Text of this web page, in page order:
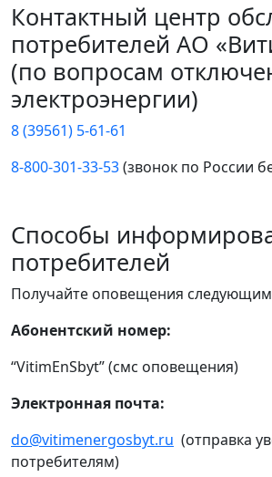
Контактный центр
потребителей АО
(по вопросам
электроэнергии)
8 (39561) 5-61-61
8-800-301-33-53(звонок по России
Способы
потребителей
Получайте оповещения
Абонентский номер:
“VitimEnSbyt” (смс оповещения)
Электронная почта:
do@vitimenergosbyt.ru (отправка
потребителям)